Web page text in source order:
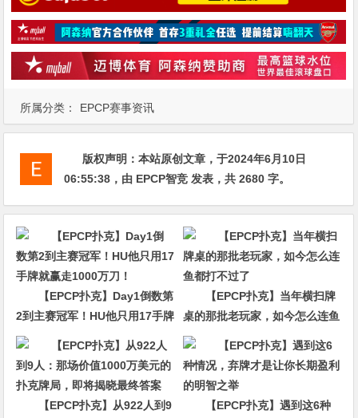
所属分类： EPCP赛事资讯
版权声明：本站原创文章，于2024年6月10日
06:55:38 ，由 EPCP智竞 发表，共 2680 字。
【EPCP扑克】Day1倒数第
2到主赛冠军！HU他只用17手牌
就赢走1000万刀！
【EPCP扑克】当年横扫牌
桌的那批老玩家，如今怎么连鱼
都打不过了
【EPCP扑克】从922人到9
【EPCP扑克】遇到这6种